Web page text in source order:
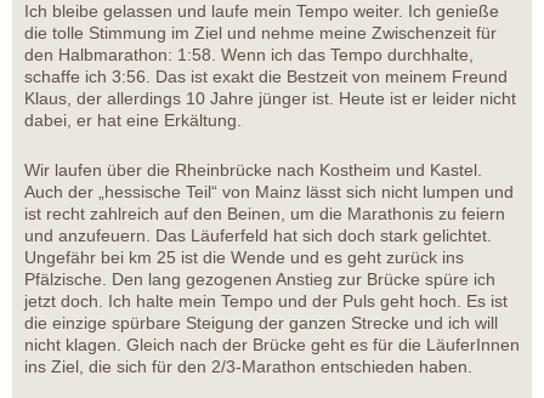
Ich bleibe gelassen und laufe mein Tempo weiter. Ich genieße
die tolle Stimmung im Ziel und nehme meine Zwischenzeit für
den Halbmarathon: 1:58. Wenn ich das Tempo durchhalte,
schaffe ich 3:56. Das ist exakt die Bestzeit von meinem Freund
Klaus, der allerdings 10 Jahre jünger ist. Heute ist er leider nicht
dabei, er hat eine Erkältung.
Wir laufen über die Rheinbrücke nach Kostheim und Kastel.
Auch der „hessische Teil“ von Mainz lässt sich nicht lumpen und
ist recht zahlreich auf den Beinen, um die Marathonis zu feiern
und anzufeuern. Das Läuferfeld hat sich doch stark gelichtet.
Ungefähr bei km 25 ist die Wende und es geht zurück ins
Pfälzische. Den lang gezogenen Anstieg zur Brücke spüre ich
jetzt doch. Ich halte mein Tempo und der Puls geht hoch. Es ist
die einzige spürbare Steigung der ganzen Strecke und ich will
nicht klagen. Gleich nach der Brücke geht es für die LäuferInnen
ins Ziel, die sich für den 2/3-Marathon entschieden haben.